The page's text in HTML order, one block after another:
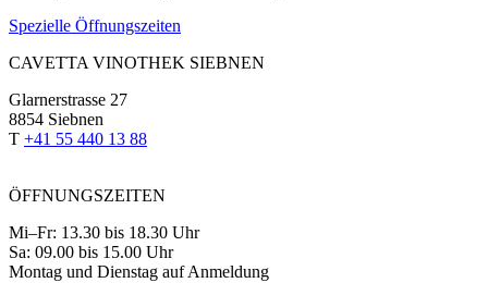
Spezielle Öffnungszeiten
CAVETTA VINOTHEK SIEBNEN
Glarnerstrasse 27
8854 Siebnen
T +41 55 440 13 88
ÖFFNUNGSZEITEN
Mi–Fr: 13.30 bis 18.30 Uhr
Sa: 09.00 bis 15.00 Uhr
Montag und Dienstag auf Anmeldung